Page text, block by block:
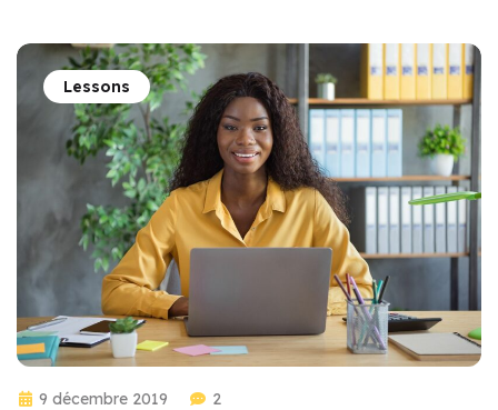
Lessons
9 décembre 2019 2